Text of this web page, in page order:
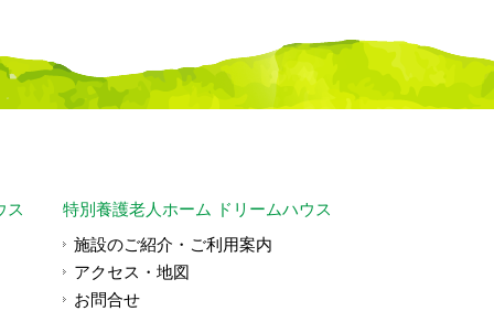
ス
特別養護老人ホーム ドリームハウス
施設のご紹介・ご利用案内
アクセス・地図
お問合せ